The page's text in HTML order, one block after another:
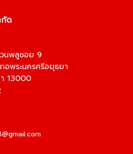
กัด
นพลูซอย 9
พระนครศรีอยุธยา
13000